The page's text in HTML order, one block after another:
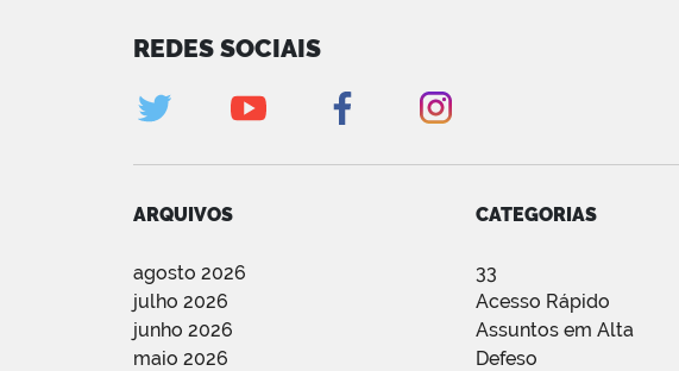
REDES SOCIAIS
ARQUIVOS
agosto 2026
julho 2026
junho 2026
maio 2026
CATEGORIAS
33
Acesso Rápido
Assuntos em Alta
Defeso